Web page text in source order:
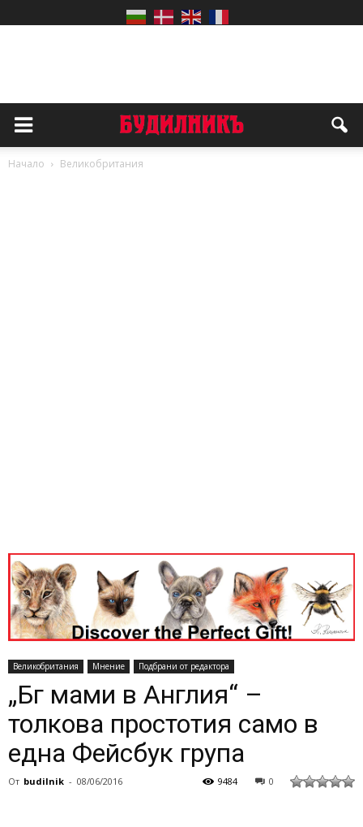
Начало Великобритания
Великобритания Мнение Подбрани от редактора
„Бг мами в Англия“ –
толкова простотия само в
една Фейсбук група
От budilnik - 08/06/2016 0
9484